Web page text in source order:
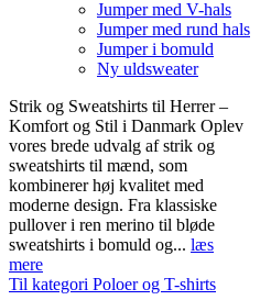
Jumper med V-hals
Jumper med rund hals
Jumper i bomuld
Ny uldsweater
Strik og Sweatshirts til Herrer –
Komfort og Stil i Danmark Oplev
vores brede udvalg af strik og
sweatshirts til mænd, som
kombinerer høj kvalitet med
moderne design. Fra klassiske
pullover i ren merino til bløde
sweatshirts i bomuld og... læs
mere
Til kategori Poloer og T-shirts